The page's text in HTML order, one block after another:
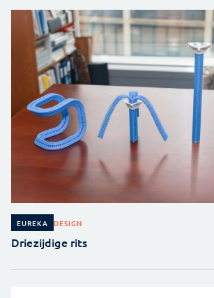
EUREKA DESIGN
Driezijdige rits